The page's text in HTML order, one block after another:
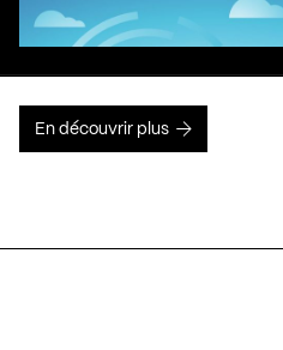
En découvrir plus